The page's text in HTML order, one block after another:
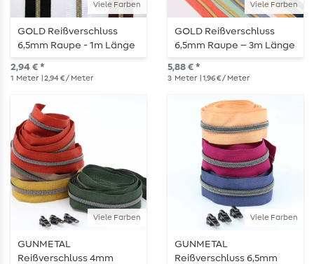
Viele Farben
GOLD Reißverschluss
6,5mm Raupe - 1m Länge
- metallisiert
2,94 € *
1 Meter | 2,94 € / Meter
Viele Farben
GOLD Reißverschluss
6,5mm Raupe – 3m Länge
– metallisiert
5,88 € *
3 Meter | 1,96 € / Meter
Viele Farben
GUNMETAL
Reißverschluss 4mm
Viele Farben
GUNMETAL
Reißverschluss 6,5mm